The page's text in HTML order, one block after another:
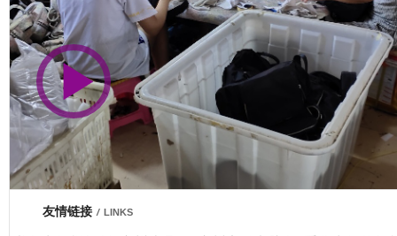
广州基基皮具有限公司 车间视频展示